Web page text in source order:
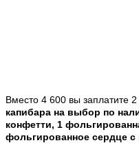
Вместо 4 600 вы заплатите 2
капибара на выбор по
конфетти, 1
фольгированное сердце с